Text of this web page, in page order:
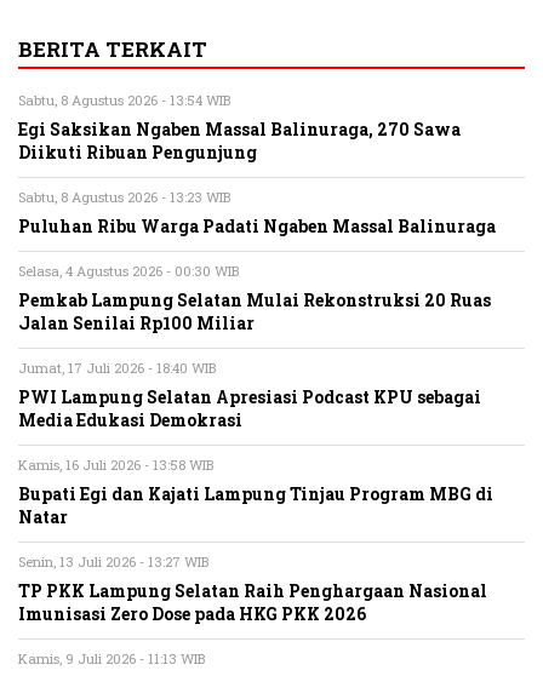
BERITA TERKAIT
Sabtu, 8 Agustus 2026 - 13:54 WIB
Egi Saksikan Ngaben Massal Balinuraga, 270 Sawa
Diikuti Ribuan Pengunjung
Sabtu, 8 Agustus 2026 - 13:23 WIB
Puluhan Ribu Warga Padati Ngaben Massal Balinuraga
Selasa, 4 Agustus 2026 - 00:30 WIB
Pemkab Lampung Selatan Mulai Rekonstruksi 20 Ruas
Jalan Senilai Rp100 Miliar
Jumat, 17 Juli 2026 - 18:40 WIB
PWI Lampung Selatan Apresiasi Podcast KPU sebagai
Media Edukasi Demokrasi
Kamis, 16 Juli 2026 - 13:58 WIB
Bupati Egi dan Kajati Lampung Tinjau Program MBG di
Natar
Senin, 13 Juli 2026 - 13:27 WIB
TP PKK Lampung Selatan Raih Penghargaan Nasional
Imunisasi Zero Dose pada HKG PKK 2026
Kamis, 9 Juli 2026 - 11:13 WIB